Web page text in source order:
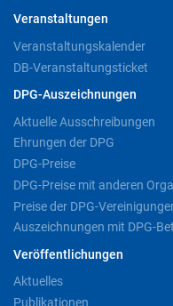
Veranstaltungen
Veranstaltungskalender
DB-Veranstaltungsticket
DPG-Auszeichnungen
Aktuelle Ausschreibungen
Ehrungen der DPG
DPG-Preise
DPG-Preise mit anderen
Preise der DPG-
Auszeichnungen mit DPG-
Veröffentlichungen
Aktuelles
Publikationen